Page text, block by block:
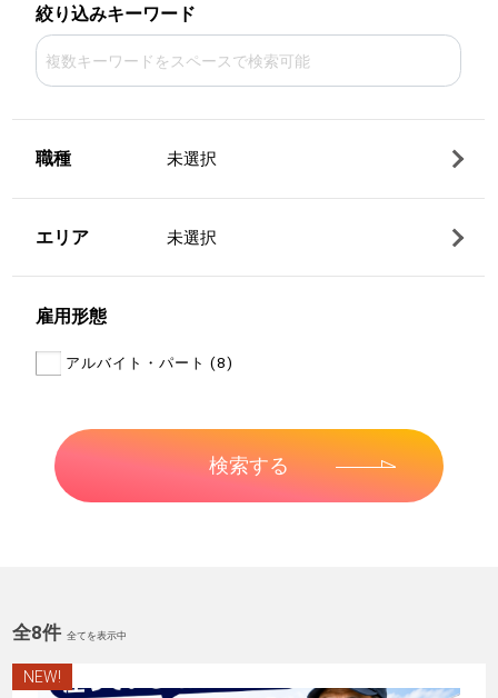
絞り込みキーワード
職種 未選択
エリア 未選択
雇用形態
アルバイト・パート (8)
全8件 全てを表示中
NEW!